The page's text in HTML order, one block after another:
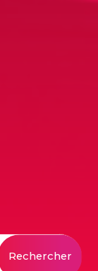
Rechercher